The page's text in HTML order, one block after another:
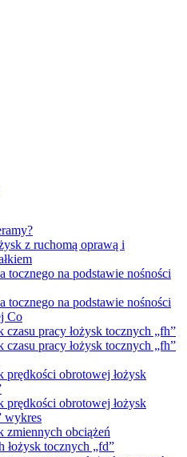
z ruchomą oprawą i
tocznego na podstawie nośności
tocznego na podstawie nośności
Co
czasu pracy łożysk tocznych „fh”
czasu pracy łożysk tocznych „fh”
prędkości obrotowej łożysk
prędkości obrotowej łożysk
wykres
zmiennych obciążeń
łożysk tocznych „fd”